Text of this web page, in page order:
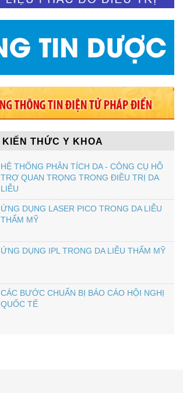
KIẾN THỨC Y KHOA
HỆ THỐNG PHÂN TÍCH DA - CÔNG CỤ HỖ
TRỢ QUAN TRỌNG TRONG ĐIỀU TRỊ DA
LIỄU
ỨNG DỤNG LASER PICO TRONG DA LIỄU
THẨM MỸ
ỨNG DỤNG IPL TRONG DA LIỄU THẨM MỸ
CÁC BƯỚC CHUẨN BỊ BÁO CÁO HỘI NGHỊ
QUỐC TẾ